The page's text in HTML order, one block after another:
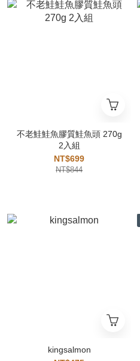
不老鮭鮭魚膠質鮭魚頭 270g
2入組
NT$699
NT$844
kingsalmon